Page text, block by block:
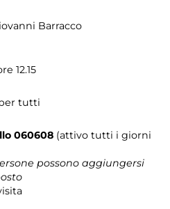
Barracco
12.15
tutti
060608 (attivo tutti i giorni
possono aggiungersi